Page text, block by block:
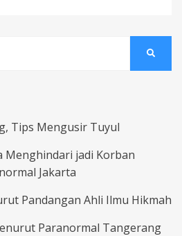
Tips Mengusir Tuyul
Menghindari jadi Korban
Jakarta
Pandangan Ahli Ilmu Hikmah
Paranormal Tangerang